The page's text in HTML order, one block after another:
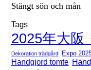
Stängt sön och mån
Tags
2025年大阪
Dekoration trädgård Expo
Handgjord tomte